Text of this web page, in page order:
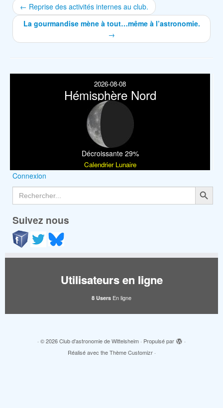
← Reprise des activités internes au club.
La gourmandise mène à tout…même à l’astronomie.
→
2026-08-08
Hémisphère Nord
Décroissante 29%
Calendrier Lunaire
Connexion
Search
for:
Search Button
Suivez nous
Utilisateurs en ligne
8 Users En ligne
· © 2026Club d'astronomie de Wittelsheim · Propulsé par
·
Réalisé avec theThème Customizr·